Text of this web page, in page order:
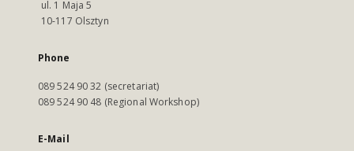
ul. 1 Maja 5
10-117 Olsztyn
Phone
089 524 90 32 (secretariat)
089 524 90 48 (Regional Workshop)
E-Mail